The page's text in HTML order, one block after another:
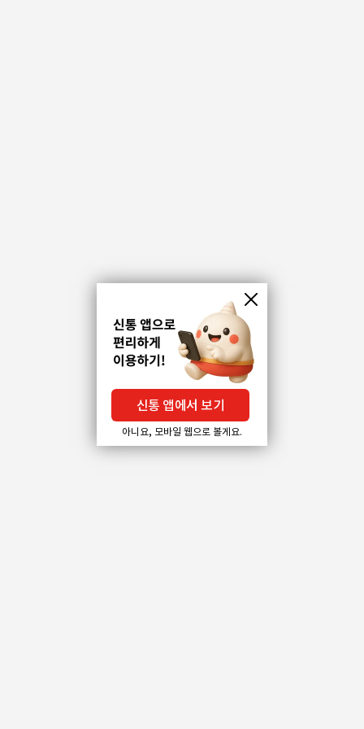
신통 앱에서 보기
아니요, 모바일 웹으로 볼게요.